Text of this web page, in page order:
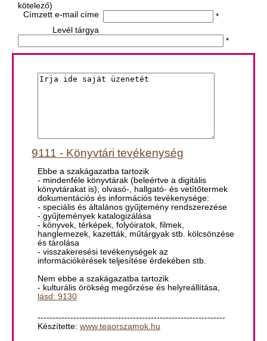
kötelező)
Címzett e-mail címe
*
Levél tárgya
*
9111 - Könyvtári tevékenység
Ebbe a szakágazatba tartozik
- mindenféle könyvtárak (beleértve a digitális
könyvtárakat is), olvasó-, hallgató- és vetítőtermek
dokumentációs és információs tevékenysége:
- speciális és általános gyűjtemény rendszerezése
- gyűjtemények katalogizálása
- könyvek, térképek, folyóiratok, filmek,
hanglemezek, kazetták, műtárgyak stb. kölcsönzése
és tárolása
- visszakeresési tevékenységek az
információkérések teljesítése érdekében stb.
Nem ebbe a szakágazatba tartozik
- kulturális örökség megőrzése és helyreállítása,
lásd: 9130
---------------------------------------------------------------
Készítette: www.teaorszamok.hu